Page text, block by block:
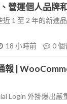
營運個人品牌
1 至 2 年的新進
18 小時前 0個
|
Login 外掛爆出嚴